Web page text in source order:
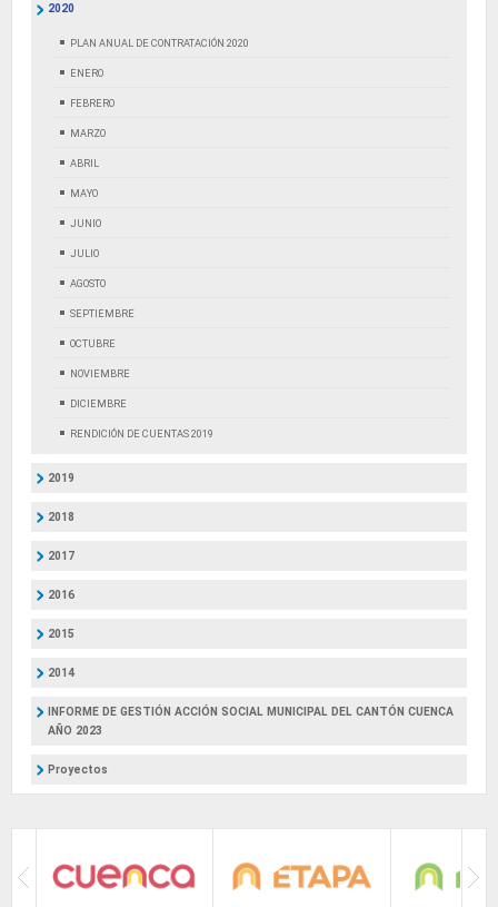
2020
PLAN ANUAL DE CONTRATACIÓN 2020
ENERO
FEBRERO
MARZO
ABRIL
MAYO
JUNIO
JULIO
AGOSTO
SEPTIEMBRE
OCTUBRE
NOVIEMBRE
DICIEMBRE
RENDICIÓN DE CUENTAS 2019
2019
2018
2017
2016
2015
2014
INFORME DE GESTIÓN ACCIÓN SOCIAL MUNICIPAL DEL CANTÓN CUENCA
AÑO 2023
Proyectos